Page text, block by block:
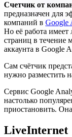
Счетчик от
предназначен для
компаний в Google
Но её работа
страниц в течение
аккаунта в Google
Сам счётчик
нужно разместить
Сервис Google
настолько
приостановить.
LiveInternet